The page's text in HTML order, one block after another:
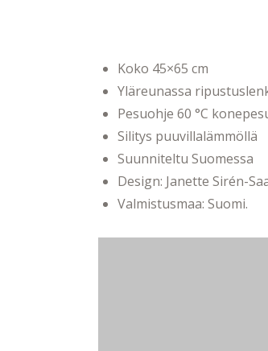
Koko 45×65 cm
Yläreunassa
Pesuohje 60 °C
Silitys puuvillalämmöllä
Suunniteltu Suomessa
Design: Janette Sirén-
Valmistusmaa: Suomi.